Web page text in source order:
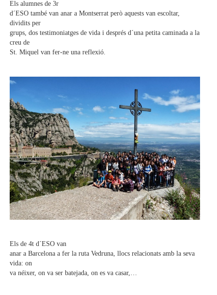
Els alumnes de 3r
d´ESO també van anar a Montserrat però aquests van escoltar,
dividits per
grups, dos testimoniatges de vida i després d´una petita caminada a la
creu de
St. Miquel van fer-ne una reflexió.
Els de 4t d´ESO van
anar a Barcelona a fer la ruta Vedruna, llocs relacionats amb la seva
vida: on
va néixer, on va ser batejada, on es va casar,…